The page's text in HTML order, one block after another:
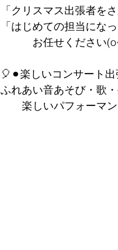
「クリスマス出張者を
「はじめての担当にな
お任せください
🎈⚫︎楽しいコンサート出
ふれあい音あそび・歌
楽しいパフォーマン